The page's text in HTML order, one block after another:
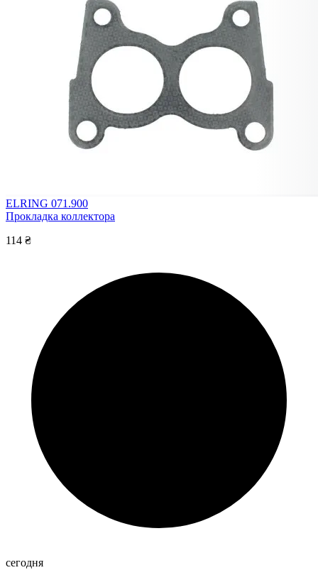
ELRING 071.900
Прокладка коллектора
114 ₴
сегодня